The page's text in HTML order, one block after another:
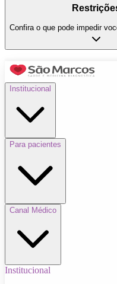
Confira o que pode impedir
Institucional
Para pacientes
Canal Médico
Institucional